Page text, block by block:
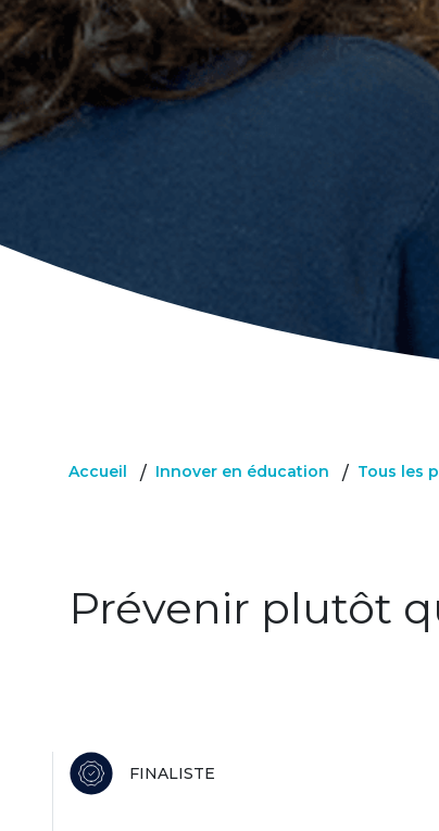
Accueil / Innover en éducation / Tous les
Prévenir plutôt
FINALISTE